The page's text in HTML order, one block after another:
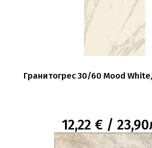
Гранитогрес 30/60 Mood
12,22 € /